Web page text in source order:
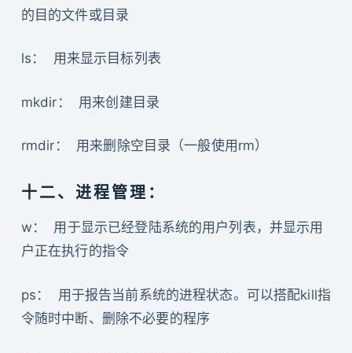
的目的文件或目录
ls： 用来显示目标列表
mkdir： 用来创建目录
rmdir： 用来删除空目录（一般使用rm）
十二、进程管理：
w： 用于显示已经登陆系统的用户列表，并显示用
户正在执行的指令
ps： 用于报告当前系统的进程状态。可以搭配kill指
令随时中断、删除不必要的程序